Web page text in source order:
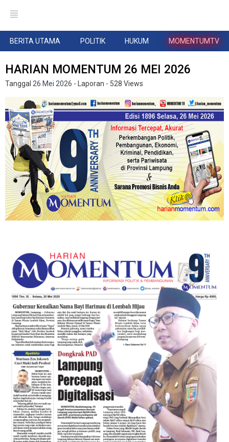
BERITA UTAMA POLITIK HUKUM MOMENTUMTV
HARIAN MOMENTUM 26 MEI 2026
Tanggal 26 Mei 2026 - Laporan - 528 Views